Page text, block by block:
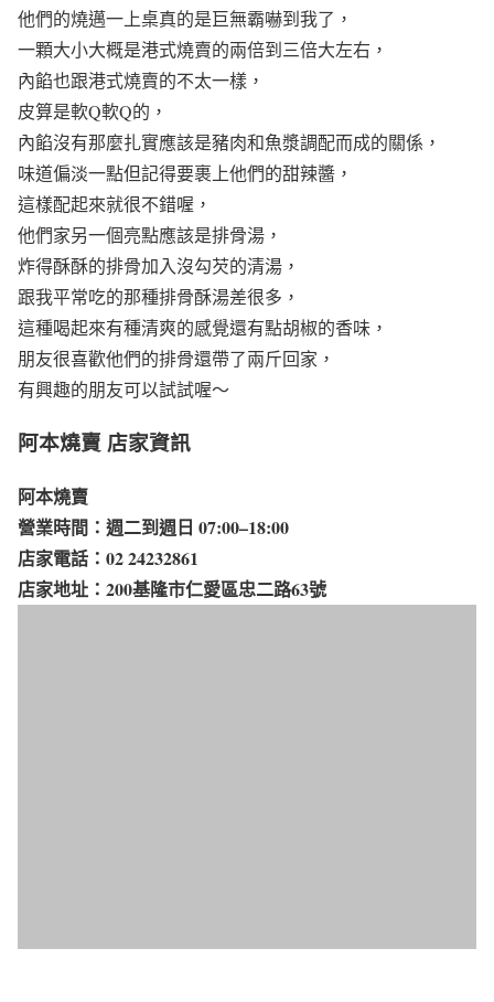
他們的燒邁一上桌真的是巨無霸嚇到我了，
一顆大小大概是港式燒賣的兩倍到三倍大左右，
內餡也跟港式燒賣的不太一樣，
皮算是軟Q軟Q的，
內餡沒有那麼扎實應該是豬肉和魚漿調配而成的關係，
味道偏淡一點但記得要裹上他們的甜辣醬，
這樣配起來就很不錯喔，
他們家另一個亮點應該是排骨湯，
炸得酥酥的排骨加入沒勾芡的清湯，
跟我平常吃的那種排骨酥湯差很多，
這種喝起來有種清爽的感覺還有點胡椒的香味，
朋友很喜歡他們的排骨還帶了兩斤回家，
有興趣的朋友可以試試喔～
阿本燒賣 店家資訊
阿本燒賣
營業時間：週二到週日 07:00–18:00​
店家電話：02 24232861
店家地址：200基隆市仁愛區忠二路63號